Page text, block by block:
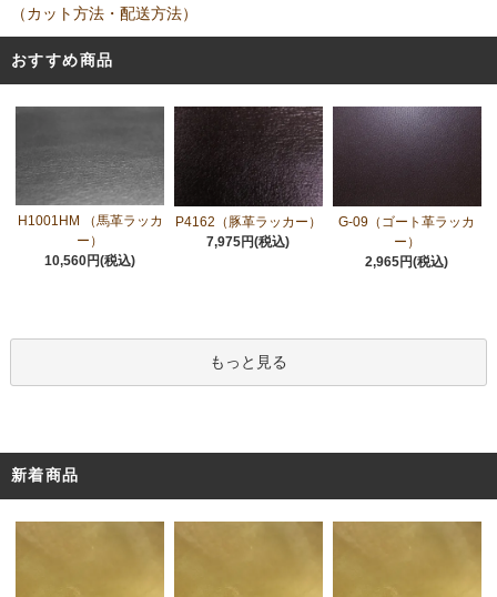
（カット方法・配送方法）
おすすめ商品
H1001HM （馬革ラッカ
ー）
10,560円(税込)
P4162（豚革ラッカー）
7,975円(税込)
G-09（ゴート革ラッカ
ー）
2,965円(税込)
もっと見る
新着商品